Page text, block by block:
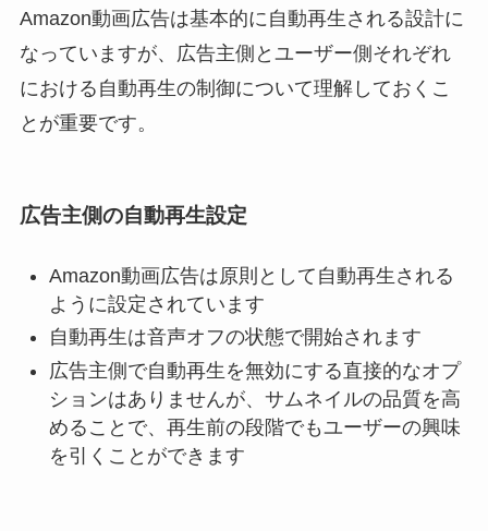
Amazon動画広告は基本的に自動再生される設計に
なっていますが、広告主側とユーザー側それぞれ
における自動再生の制御について理解しておくこ
とが重要です。
広告主側の自動再生設定
Amazon動画広告は原則として自動再生される
ように設定されています
自動再生は音声オフの状態で開始されます
広告主側で自動再生を無効にする直接的なオプ
ションはありませんが、サムネイルの品質を高
めることで、再生前の段階でもユーザーの興味
を引くことができます